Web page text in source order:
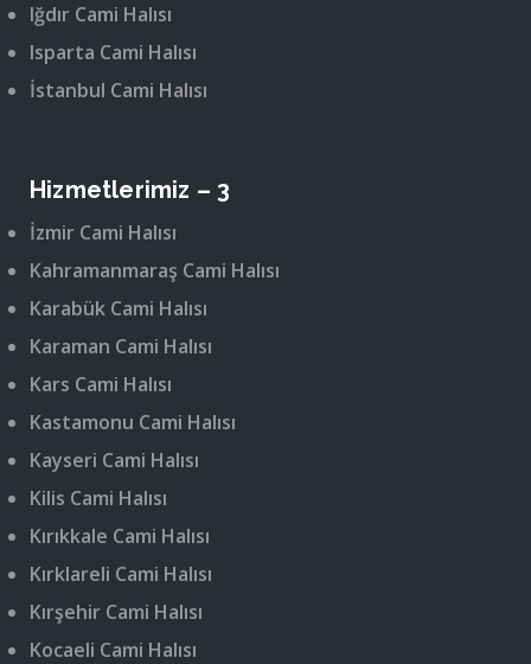
Iğdır Cami Halısı
Isparta Cami Halısı
İstanbul Cami Halısı
Hizmetlerimiz – 3
İzmir Cami Halısı
Kahramanmaraş Cami Halısı
Karabük Cami Halısı
Karaman Cami Halısı
Kars Cami Halısı
Kastamonu Cami Halısı
Kayseri Cami Halısı
Kilis Cami Halısı
Kırıkkale Cami Halısı
Kırklareli Cami Halısı
Kırşehir Cami Halısı
Kocaeli Cami Halısı